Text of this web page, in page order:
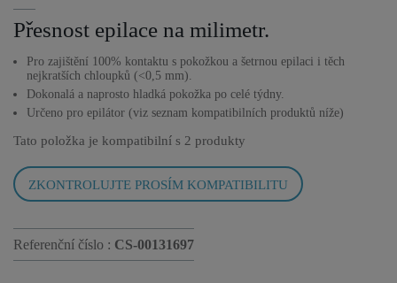
Přesnost epilace na milimetr.
Pro zajištění 100% kontaktu s pokožkou a šetrnou epilaci i těch
nejkratších chloupků (<0,5 mm).
Dokonalá a naprosto hladká pokožka po celé týdny.
Určeno pro epilátor (viz seznam kompatibilních produktů níže)
Tato položka je kompatibilní s 2 produkty
ZKONTROLUJTE PROSÍM KOMPATIBILITU
Referenční číslo : CS-00131697